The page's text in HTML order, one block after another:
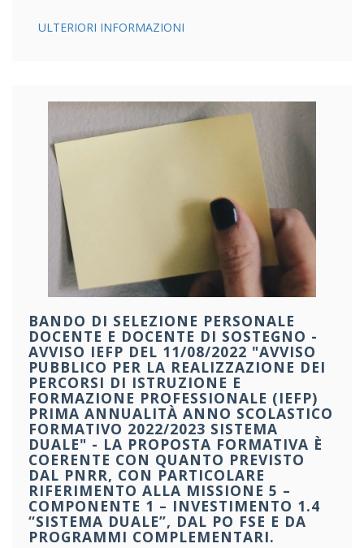
ULTERIORI INFORMAZIONI
BANDO DI SELEZIONE PERSONALE
DOCENTE E DOCENTE DI SOSTEGNO -
AVVISO IEFP DEL 11/08/2022 "AVVISO
PUBBLICO PER LA REALIZZAZIONE DEI
PERCORSI DI ISTRUZIONE E
FORMAZIONE PROFESSIONALE (IEFP)
PRIMA ANNUALITÀ ANNO SCOLASTICO
FORMATIVO 2022/2023 SISTEMA
DUALE" - LA PROPOSTA FORMATIVA È
COERENTE CON QUANTO PREVISTO
DAL PNRR, CON PARTICOLARE
RIFERIMENTO ALLA MISSIONE 5 –
COMPONENTE 1 – INVESTIMENTO 1.4
“SISTEMA DUALE”, DAL PO FSE E DA
PROGRAMMI COMPLEMENTARI.